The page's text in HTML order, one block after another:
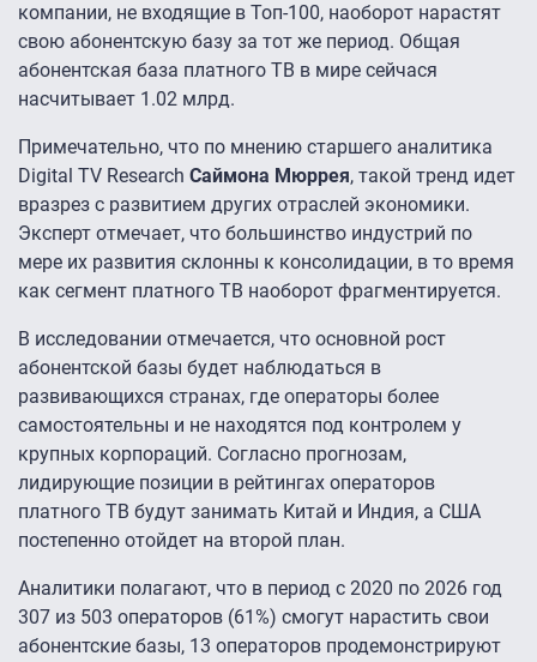
компании, не входящие в Топ-100, наоборот нарастят
свою абонентскую базу за тот же период. Общая
абонентская база платного ТВ в мире сейчася
насчитывает 1.02 млрд.
Примечательно, что по мнению старшего аналитика
Digital TV Research Саймона Мюррея, такой тренд идет
вразрез с развитием других отраслей экономики.
Эксперт отмечает, что большинство индустрий по
мере их развития склонны к консолидации, в то время
как сегмент платного ТВ наоборот фрагментируется.
В исследовании отмечается, что основной рост
абонентской базы будет наблюдаться в
развивающихся странах, где операторы более
самостоятельны и не находятся под контролем у
крупных корпораций. Согласно прогнозам,
лидирующие позиции в рейтингах операторов
платного ТВ будут занимать Китай и Индия, а США
постепенно отойдет на второй план.
Аналитики полагают, что в период с 2020 по 2026 год
307 из 503 операторов (61%) смогут нарастить свои
абонентские базы, 13 операторов продемонстрируют